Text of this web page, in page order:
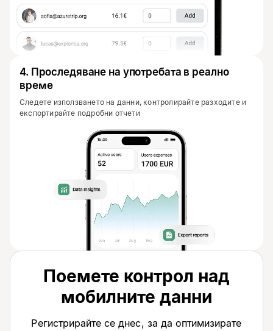
4. Проследяване на употребата в реално
време
Следете използването на данни, контролирайте разходите и
експортирайте подробни отчети
Поемете контрол над
мобилните данни
Регистрирайте се днес, за да оптимизирате